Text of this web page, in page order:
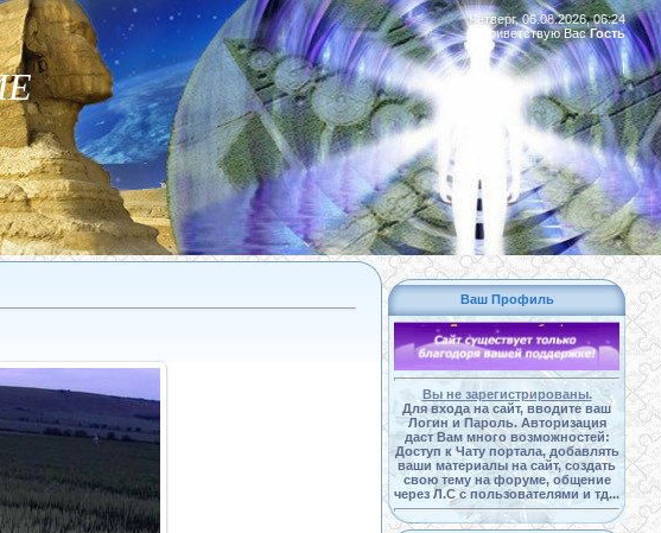
Четверг, 06.08.2026, 06:24
Приветствую ВасГость
|
Ваш Профиль
Вы не зарегистрированы.
Для входа на сайт, вводите ваш
Логин и Пароль. Авторизация
даст Вам много возможностей:
Доступ к Чату портала, добавлять
ваши материалы на сайт, создать
свою тему на форуме, общение
через Л.С с пользователями и тд...